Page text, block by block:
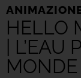
HELLO
|
MONDE